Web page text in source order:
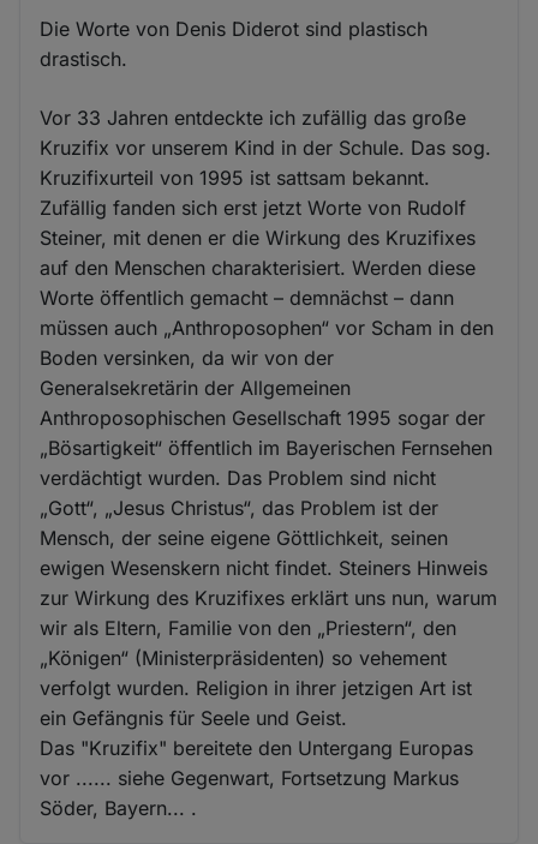
Die Worte von Denis Diderot sind plastisch
drastisch.
Vor 33 Jahren entdeckte ich zufällig das große
Kruzifix vor unserem Kind in der Schule. Das sog.
Kruzifixurteil von 1995 ist sattsam bekannt.
Zufällig fanden sich erst jetzt Worte von Rudolf
Steiner, mit denen er die Wirkung des Kruzifixes
auf den Menschen charakterisiert. Werden diese
Worte öffentlich gemacht – demnächst – dann
müssen auch „Anthroposophen“ vor Scham in den
Boden versinken, da wir von der
Generalsekretärin der Allgemeinen
Anthroposophischen Gesellschaft 1995 sogar der
„Bösartigkeit“ öffentlich im Bayerischen Fernsehen
verdächtigt wurden. Das Problem sind nicht
„Gott“, „Jesus Christus“, das Problem ist der
Mensch, der seine eigene Göttlichkeit, seinen
ewigen Wesenskern nicht findet. Steiners Hinweis
zur Wirkung des Kruzifixes erklärt uns nun, warum
wir als Eltern, Familie von den „Priestern“, den
„Königen“ (Ministerpräsidenten) so vehement
verfolgt wurden. Religion in ihrer jetzigen Art ist
ein Gefängnis für Seele und Geist.
Das "Kruzifix" bereitete den Untergang Europas
vor ...... siehe Gegenwart, Fortsetzung Markus
Söder, Bayern... .